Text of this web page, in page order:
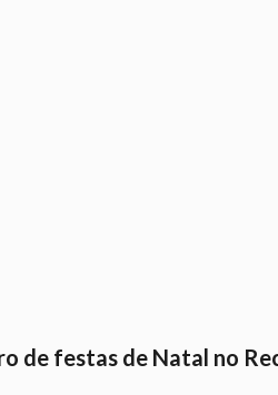
de festas de Natal no